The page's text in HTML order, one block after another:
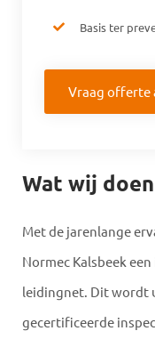
Basis ter
Vraag offerte
Wat wij doen
Met de jarenlange
Normec Kalsbeek
leidingnet. Dit wordt
gecertificeerde